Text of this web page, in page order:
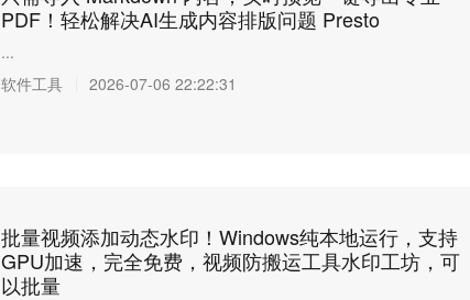
PDF！轻松解决AI生成内容排版问题 Presto
...
软件工具
2026-07-06 22:22:31
批量视频添加动态水印！Windows纯本地运行，支持
GPU加速，完全免费，视频防搬运工具水印工坊，可
以批量